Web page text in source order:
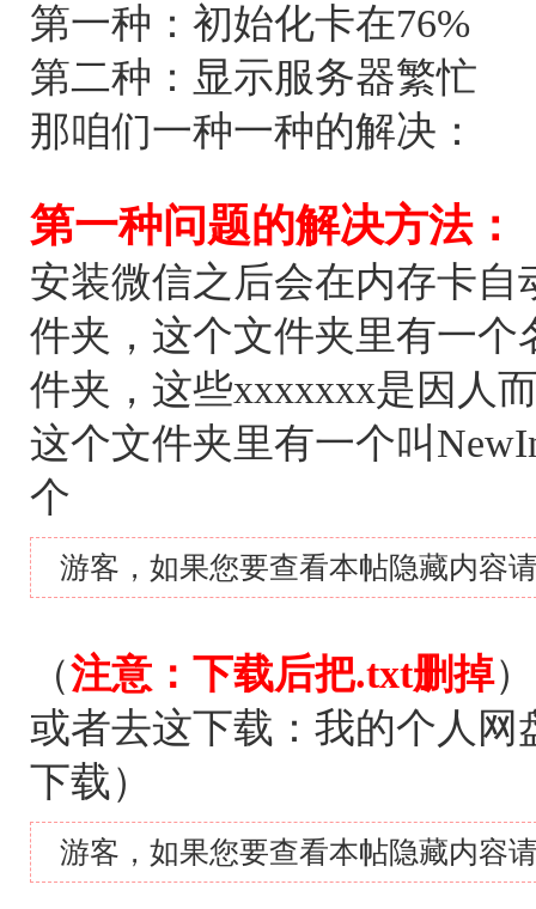
第一种：初始化卡在76%
第二种：显示服务器繁忙
那咱们一种一种的解决：
第一种问题的解决方法：
安装微信之后会在内存卡自
件夹，这个文件夹里有一个
件夹，这些xxxxxxx是因人
这个文件夹里有一个叫
个
游客，如果您要查看本帖隐藏内容
（注意：下载后把.txt删掉
或者去这下载：我的个人
下载）
游客，如果您要查看本帖隐藏内容